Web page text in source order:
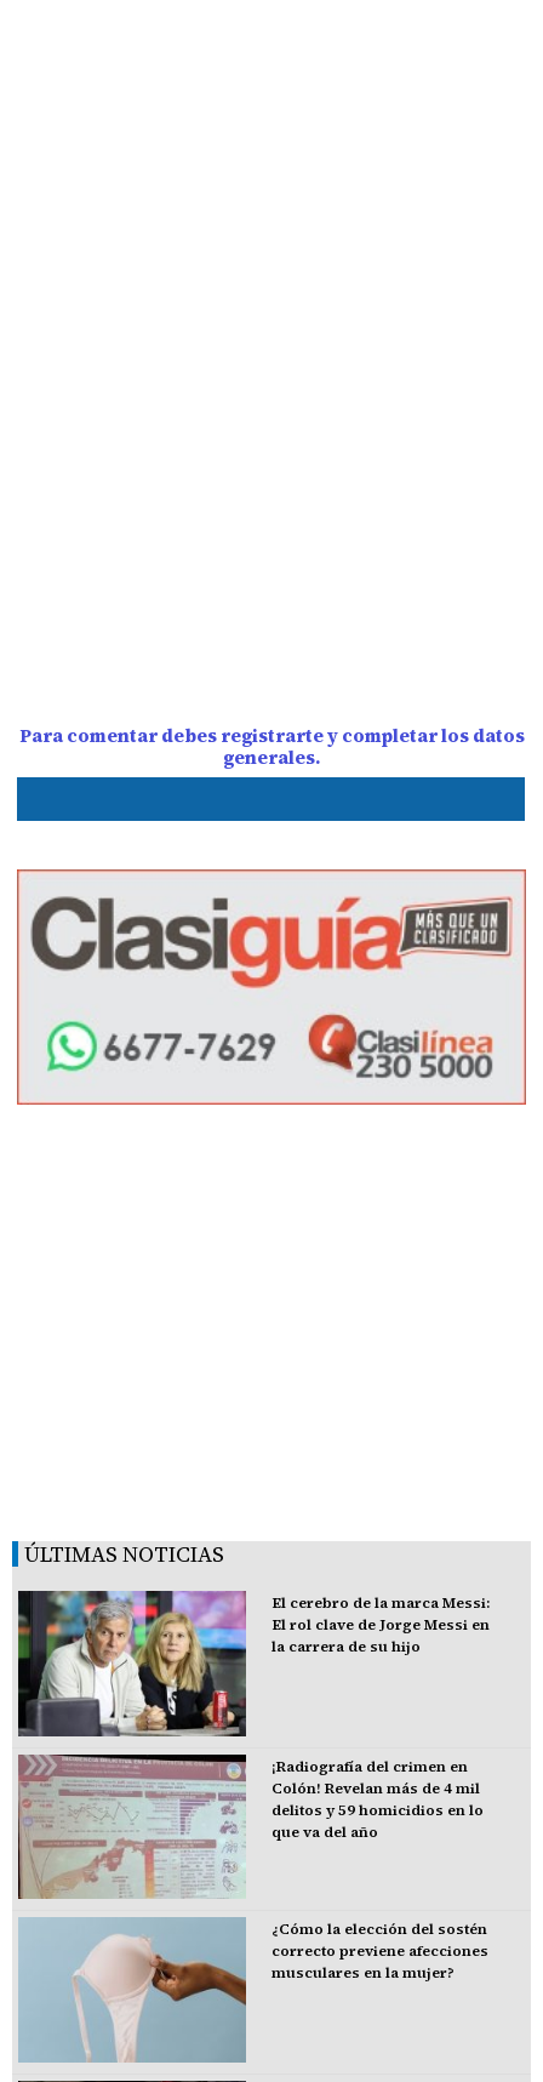
Para comentar debes registrarte y completar los datos
generales.
ÚLTIMAS NOTICIAS
El cerebro de la marca Messi:
El rol clave de Jorge Messi en
la carrera de su hijo
¡Radiografía del crimen en
Colón! Revelan más de 4 mil
delitos y 59 homicidios en lo
que va del año
¿Cómo la elección del sostén
correcto previene afecciones
musculares en la mujer?